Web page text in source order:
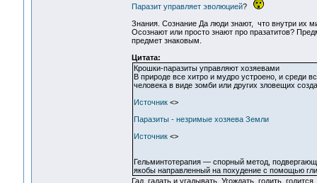
Паразит управляет эволюцией?
Знания. Сознание Да люди знают, что внутри их
Осознают или просто знают про празатитов?
предмет знаковым.
Цитата:
Крошки-паразиты управляют хозяевами
В природе все хитро и мудро устроено, и среди
человека в виде зомби или других зловещих
Источник <>
Паразиты - незримые хозяева Земли
Источник <>
Гельминтотерапия — спорный метод,
якобы направленный на похудение с помощью
Гад, гадать и угадывать. Угождать, годить,